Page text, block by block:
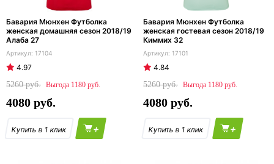
Бавария Мюнхен Футболка
женская домашняя сезон 2018/19
Алаба 27
17104
4.97
5260
1180
4080
+
Бавария Мюнхен Футболка
женская гостевая сезон 2018/19
Киммих 32
17101
4.84
5260
1180
4080
+